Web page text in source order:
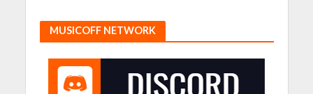
MUSICOFF NETWORK